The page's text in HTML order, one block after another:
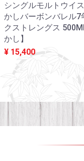
シングルモルトウイ
かしバーボンバレル7
クストレングス
かし】
¥ 15,400